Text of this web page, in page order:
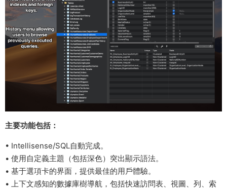
主要功能包括：
• Intellisense/SQL自動完成。
• 使用自定義主題（包括深色）突出顯示語法。
• 基于選項卡的界面，提供最佳的用戶體驗。
• 上下文感知的數據庫樹導航，包括快速訪問表、視圖、列、索